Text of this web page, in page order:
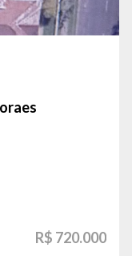
R$ 720.000